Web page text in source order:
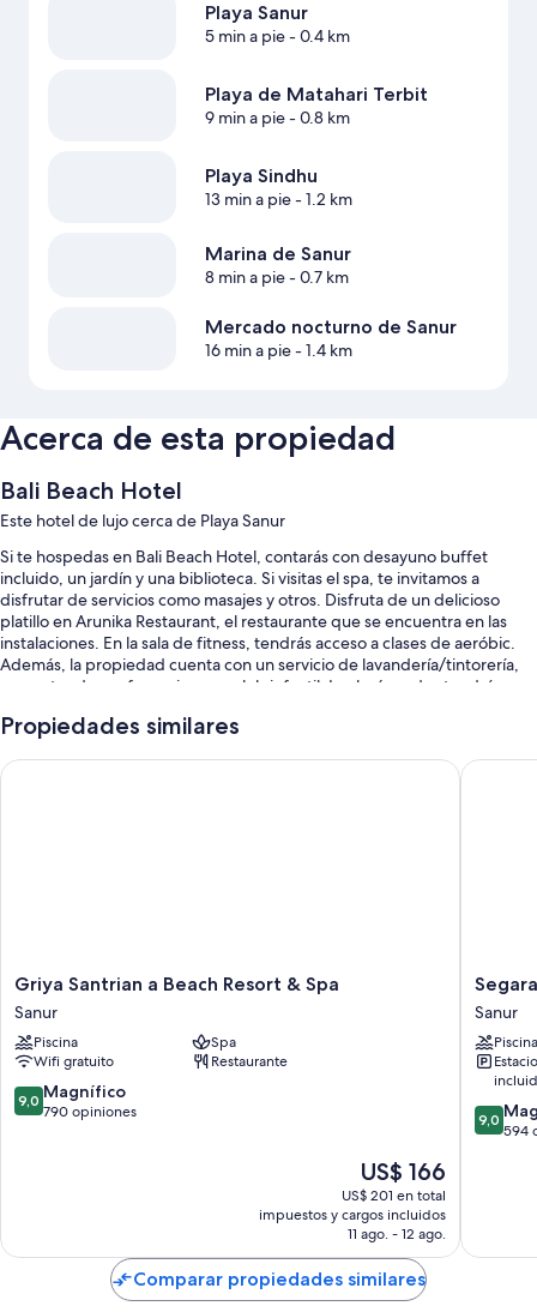
Playa Sanur
5 min a pie- 0.4 km
Playa de Matahari Terbit
9 min a pie- 0.8 km
Playa Sindhu
13 min a pie- 1.2 km
Marina de Sanur
8 min a pie- 0.7 km
Mercado nocturno de Sanur
16 min a pie- 1.4 km
Acerca de esta propiedad
Bali Beach Hotel
Este hotel de lujo cerca de Playa Sanur
Si te hospedas en Bali Beach Hotel, contarás con desayuno buffet
incluido, un jardín y una biblioteca. Si visitas el spa, te invitamos a
disfrutar de servicios como masajes y otros. Disfruta de un delicioso
platillo en Arunika Restaurant, el restaurante que se encuentra en las
instalaciones. En la sala de fitness, tendrás acceso a clases de aeróbic.
Además, la propiedad cuenta con un servicio de lavandería/tintorería,
un centro de conferencias y un club infantil. Los huéspedes tendrán
Se incluyen los siguientes beneficios adicionales:
Las 273 habitaciones ofrecen comodidades como servicio a la habitación
las 24 horas y balcones amueblados. Además, brindan beneficios como
aire acondicionado y batas.
Baños con secadores de pelo y shampoo
Armarios o vestidores, teteras/pavas eléctricas y servicio de limpieza
Propiedades similares
Griya
Santrian
a
Beach
Resort
&
Spa
Griya Santrian a Beach Resort & Spa
Sanur
Piscina
Spa
Wifi gratuito
Restaurante
9.0
de
9,0 Magnífico
790 opiniones
El
precio
actual
es
de
US$ 166
US$ 166
US$ 201 en total
impuestos y cargos incluidos
11 ago. - 12 ago.
Griya Santrian a Beach Resort & Spa
Segara
Village
Hotel
Sanur
Sanur
Piscina
9.0
de
9,0
594
Segara
Comparar propiedades similares